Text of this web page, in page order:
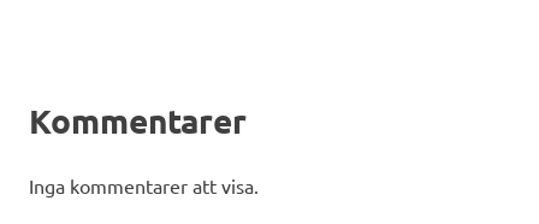
Kommentarer
Inga kommentarer att visa.